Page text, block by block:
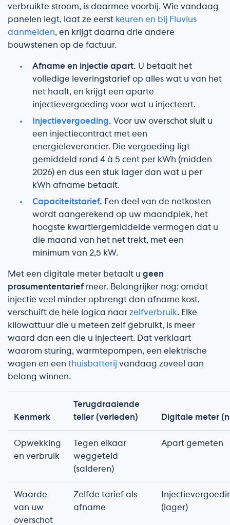
verbruikte stroom, is daarmee voorbij. Wie vandaag
panelen legt, laat ze eerst keuren en bij Fluvius
aanmelden, en krijgt daarna drie andere
bouwstenen op de factuur.
Afname en injectie apart. U betaalt het
volledige leveringstarief op alles wat u van het
net haalt, en krijgt een aparte
injectievergoeding voor wat u injecteert.
Injectievergoeding. Voor uw overschot sluit u
een injectiecontract met een
energieleverancier. Die vergoeding ligt
gemiddeld rond 4 à 5 cent per kWh (midden
2026) en dus een stuk lager dan wat u per
kWh afname betaalt.
Capaciteitstarief. Een deel van de netkosten
wordt aangerekend op uw maandpiek, het
hoogste kwartiergemiddelde vermogen dat u
die maand van het net trekt, met een
minimum van 2,5 kW.
Met een digitale meter betaalt u geen
prosumententarief meer. Belangrijker nog: omdat
injectie veel minder opbrengt dan afname kost,
verschuift de hele logica naar zelfverbruik. Elke
kilowattuur die u meteen zelf gebruikt, is meer
waard dan een die u injecteert. Dat verklaart
waarom sturing, warmtepompen, een elektrische
wagen en een thuisbatterij vandaag zoveel aan
belang winnen.
Kenmerk
Terugdraaiende
teller (verleden)
Digitale meter
Opwekking
en verbruik
Tegen elkaar
weggeteld
(salderen)
Apart gemeten
Waarde
van uw
overschot
Zelfde tarief als
afname
(lager)